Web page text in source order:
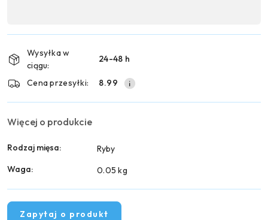
płatność
dostawa
Wysyłka w
ciągu:
24-48 h
Cena przesyłki: 8.99
Więcej o produkcie
Rodzaj mięsa:
Ryby
Waga:
0.05 kg
Zapytaj o produkt